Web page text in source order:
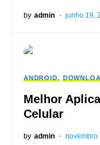
by admin junho 19,
ANDROID
Melhor
Celular
by admin novembro